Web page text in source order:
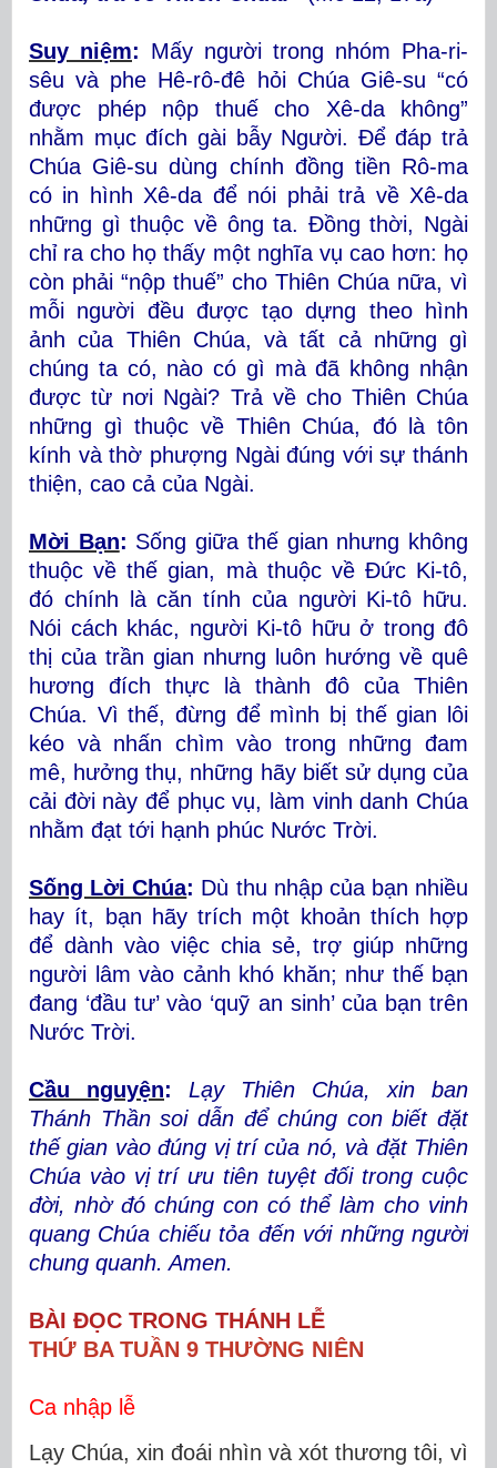
Suy niệm: Mấy người trong nhóm Pha-ri-
sêu và phe Hê-rô-đê hỏi Chúa Giê-su “có
được phép nộp thuế cho Xê-da không”
nhằm mục đích gài bẫy Người. Để đáp trả
Chúa Giê-su dùng chính đồng tiền Rô-ma
có in hình Xê-da để nói phải trả về Xê-da
những gì thuộc về ông ta. Đồng thời, Ngài
chỉ ra cho họ thấy một nghĩa vụ cao hơn: họ
còn phải “nộp thuế” cho Thiên Chúa nữa, vì
mỗi người đều được tạo dựng theo hình
ảnh của Thiên Chúa, và tất cả những gì
chúng ta có, nào có gì mà đã không nhận
được từ nơi Ngài? Trả về cho Thiên Chúa
những gì thuộc về Thiên Chúa, đó là tôn
kính và thờ phượng Ngài đúng với sự thánh
thiện, cao cả của Ngài.
Mời Bạn: Sống giữa thế gian nhưng không
thuộc về thế gian, mà thuộc về Đức Ki-tô,
đó chính là căn tính của người Ki-tô hữu.
Nói cách khác, người Ki-tô hữu ở trong đô
thị của trần gian nhưng luôn hướng về quê
hương đích thực là thành đô của Thiên
Chúa. Vì thế, đừng để mình bị thế gian lôi
kéo và nhấn chìm vào trong những đam
mê, hưởng thụ, những hãy biết sử dụng của
cải đời này để phục vụ, làm vinh danh Chúa
nhằm đạt tới hạnh phúc Nước Trời.
Sống Lời Chúa: Dù thu nhập của bạn nhiều
hay ít, bạn hãy trích một khoản thích hợp
để dành vào việc chia sẻ, trợ giúp những
người lâm vào cảnh khó khăn; như thế bạn
đang ‘đầu tư’ vào ‘quỹ an sinh’ của bạn trên
Nước Trời.
Cầu nguyện:
Lạy Thiên Chúa, xin ban
Thánh Thần soi dẫn để chúng con biết đặt
thế gian vào đúng vị trí của nó, và đặt Thiên
Chúa vào vị trí ưu tiên tuyệt đối trong cuộc
đời, nhờ đó chúng con có thể làm cho vinh
quang Chúa chiếu tỏa đến với những người
chung quanh. Amen.
BÀI ĐỌC TRONG THÁNH LỄ
THỨ BA TUẦN 9 THƯỜNG NIÊN
Ca nhập lễ
Lạy Chúa, xin đoái nhìn và xót thương tôi, vì